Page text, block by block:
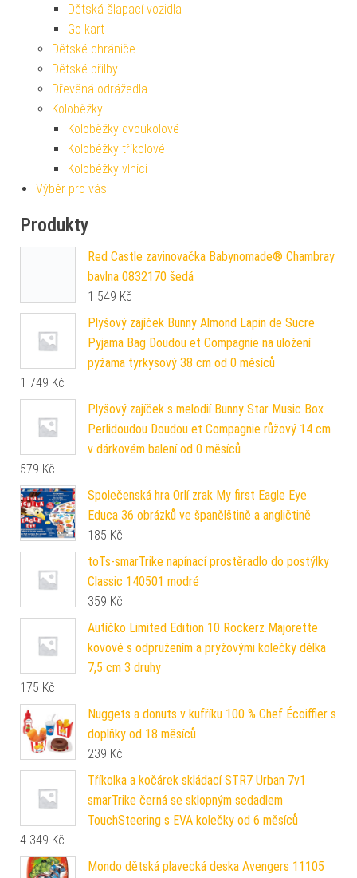
Dětská šlapací vozidla
Go kart
Dětské chrániče
Dětské přilby
Dřevěná odrážedla
Koloběžky
Koloběžky dvoukolové
Koloběžky tříkolové
Koloběžky vlnící
Výběr pro vás
Produkty
Red Castle zavinovačka Babynomade® Chambray
bavlna 0832170 šedá
1 549 Kč
Plyšový zajíček Bunny Almond Lapin de Sucre
Pyjama Bag Doudou et Compagnie na uložení
pyžama tyrkysový 38 cm od 0 měsíců
1 749 Kč
Plyšový zajíček s melodií Bunny Star Music Box
Perlidoudou Doudou et Compagnie růžový 14 cm
v dárkovém balení od 0 měsíců
579 Kč
Společenská hra Orlí zrak My first Eagle Eye
Educa 36 obrázků ve španělštině a angličtině
185 Kč
toTs-smarTrike napínací prostěradlo do postýlky
Classic 140501 modré
359 Kč
Autíčko Limited Edition 10 Rockerz Majorette
kovové s odpružením a pryžovými kolečky délka
7,5 cm 3 druhy
175 Kč
Nuggets a donuts v kufříku 100 % Chef Écoiffier s
doplňky od 18 měsíců
239 Kč
Tříkolka a kočárek skládací STR7 Urban 7v1
smarTrike černá se sklopným sedadlem
TouchSteering s EVA kolečky od 6 měsíců
4 349 Kč
Mondo dětská plavecká deska Avengers 11105